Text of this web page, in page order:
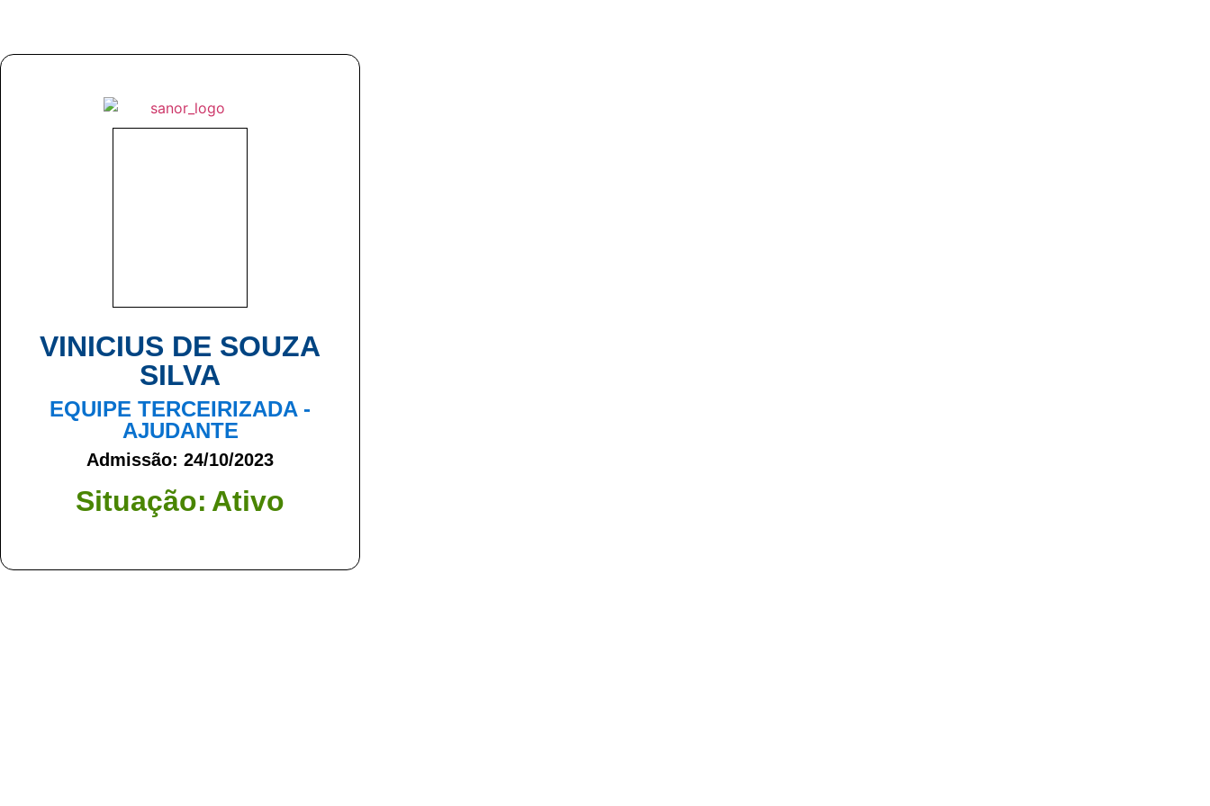
VINICIUS DE SOUZA
SILVA
EQUIPE TERCEIRIZADA -
AJUDANTE
Admissão: 24/10/2023
Situação: Ativo